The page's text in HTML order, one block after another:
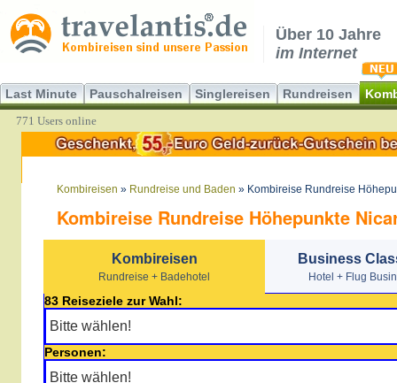
Über 10 Jahre
im Internet
Last Minute Pauschalreisen Singlereisen Rundreisen
771 Users online
Kombireisen » Rundreise und Baden » Kombireise Rundreise
Kombireise Rundreise Höhepunkte
Kombireisen
Rundreise + Badehotel
Business
Hotel + Flug
83 Reiseziele zur Wahl:
Personen: